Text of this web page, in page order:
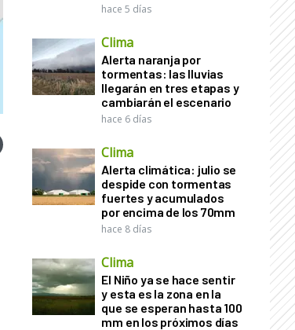
hace 5 días
Clima
Alerta naranja por
tormentas: las lluvias
llegarán en tres etapas y
cambiarán el escenario
hace 6 días
Clima
Alerta climática: julio se
despide con tormentas
fuertes y acumulados
por encima de los 70mm
hace 8 días
Clima
El Niño ya se hace sentir
y esta es la zona en la
que se esperan hasta 100
mm en los próximos días